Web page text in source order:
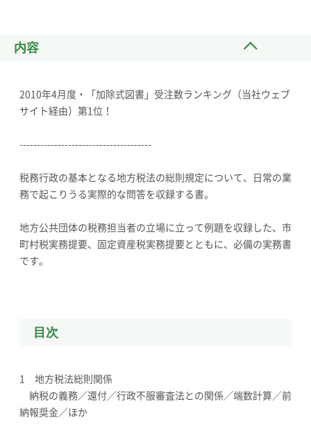
内容
2010年4月度・「加除式図書」受注数ランキング（当社ウェブ
サイト経由）第1位！
--------------------------------------
税務行政の基本となる地方税法の総則規定について、日常の業
務で起こりうる実際的な問答を収録する書。
地方公共団体の税務担当者の立場に立って例題を収録した、市
町村税実務提要、固定資産税実務提要とともに、必備の実務書
です。
目次
1 地方税法総則関係
納税の義務／還付／行政不服審査法との関係／端数計算／前
納報奨金／ほか